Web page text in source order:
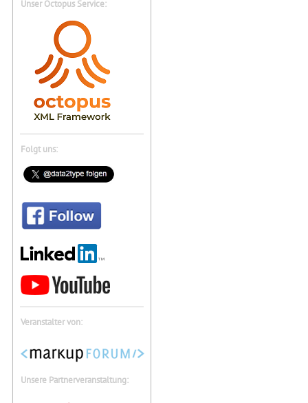
Unser Octopus Service:
Folgt uns:
Veranstalter von:
Unsere Partnerveranstaltung: